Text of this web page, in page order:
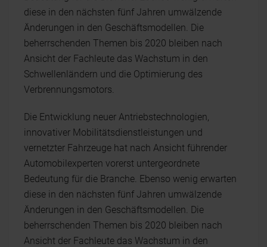
diese in den nächsten fünf Jahren umwälzende
Änderungen in den Geschäftsmodellen. Die
beherrschenden Themen bis 2020 bleiben nach
Ansicht der Fachleute das Wachstum in den
Schwellenländern und die Optimierung des
Verbrennungsmotors.
Die Entwicklung neuer Antriebstechnologien,
innovativer Mobilitätsdienstleistungen und
vernetzter Fahrzeuge hat nach Ansicht führender
Automobilexperten vorerst untergeordnete
Bedeutung für die Branche. Ebenso wenig erwarten
diese in den nächsten fünf Jahren umwälzende
Änderungen in den Geschäftsmodellen. Die
beherrschenden Themen bis 2020 bleiben nach
Ansicht der Fachleute das Wachstum in den